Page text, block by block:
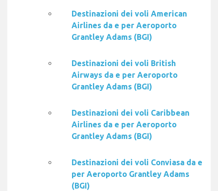
Destinazioni dei voli American
Airlines da e per Aeroporto
Grantley Adams (BGI)
Destinazioni dei voli British
Airways da e per Aeroporto
Grantley Adams (BGI)
Destinazioni dei voli Caribbean
Airlines da e per Aeroporto
Grantley Adams (BGI)
Destinazioni dei voli Conviasa da e
per Aeroporto Grantley Adams
(BGI)